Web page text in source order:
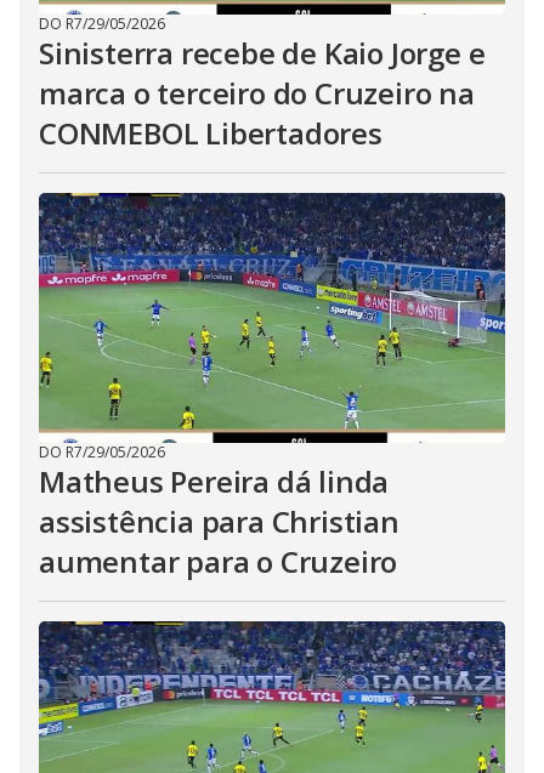
DO R7/29/05/2026
Sinisterra recebe de Kaio Jorge e
marca o terceiro do Cruzeiro na
CONMEBOL Libertadores
DO R7/29/05/2026
Matheus Pereira dá linda
assistência para Christian
aumentar para o Cruzeiro